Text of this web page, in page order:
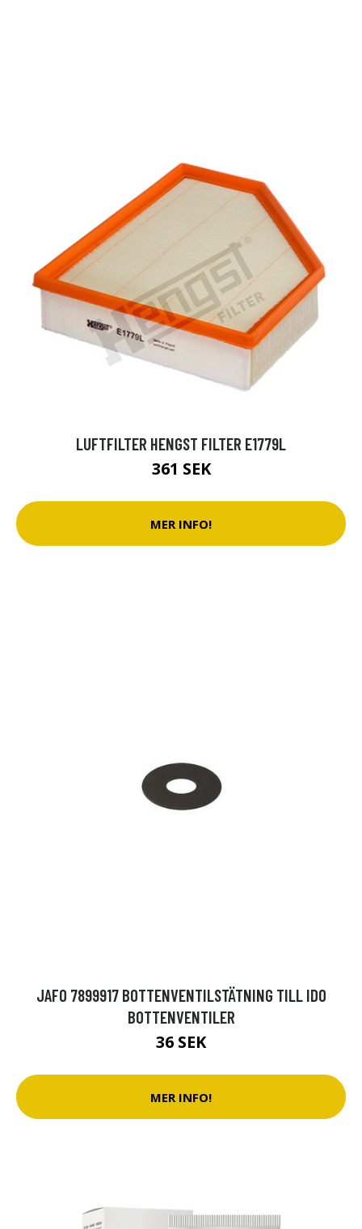
LUFTFILTER HENGST FILTER E1779L
361 SEK
MER INFO!
JAFO 7899917 BOTTENVENTILSTÄTNING TILL IDO
BOTTENVENTILER
36 SEK
MER INFO!